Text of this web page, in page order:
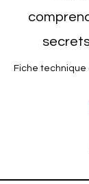
Fiche technique